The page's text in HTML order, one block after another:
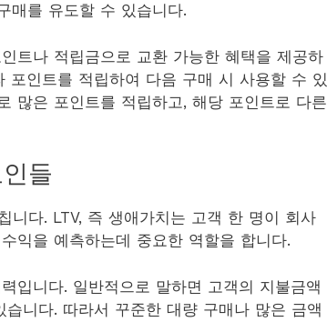
매를 유도할 수 있습니다.
트나 적립금으로 교환 가능한 혜택을 제공하
포인트를 적립하여 다음 구매 시 사용할 수 있
많은 포인트를 적립하고, 해당 포인트로 다른
들
니다. LTV, 즉 생애가치는 고객 한 명이 회사
익을 예측하는데 중요한 역할을 합니다.
입니다. 일반적으로 말하면 고객의 지불금액
니다. 따라서 꾸준한 대량 구매나 많은 금액